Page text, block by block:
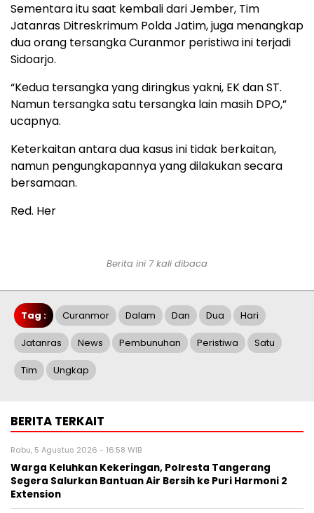
Sementara itu saat kembali dari Jember, Tim
Jatanras Ditreskrimum Polda Jatim, juga menangkap
dua orang tersangka Curanmor peristiwa ini terjadi
Sidoarjo.
“Kedua tersangka yang diringkus yakni, EK dan ST.
Namun tersangka satu tersangka lain masih DPO,”
ucapnya.
Keterkaitan antara dua kasus ini tidak berkaitan,
namun pengungkapannya yang dilakukan secara
bersamaan.
Red. Her
Berita ini 7 kali dibaca
Tag : Curanmor Dalam Dan Dua Hari
Jatanras News Pembunuhan Peristiwa Satu
Tim Ungkap
BERITA TERKAIT
Rabu, 5 Agustus 2026 - 16:58 WIB
Warga Keluhkan Kekeringan, Polresta Tangerang
Segera Salurkan Bantuan Air Bersih ke Puri Harmoni 2
Extension